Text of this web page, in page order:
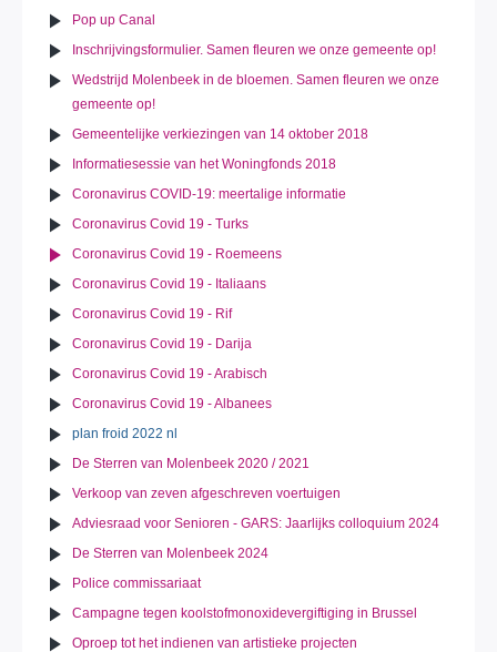
Pop up Canal
Inschrijvingsformulier. Samen fleuren we onze gemeente op!
Wedstrijd Molenbeek in de bloemen. Samen fleuren we onze
gemeente op!
Gemeentelijke verkiezingen van 14 oktober 2018
Informatiesessie van het Woningfonds 2018
Coronavirus COVID-19: meertalige informatie
Coronavirus Covid 19 - Turks
Coronavirus Covid 19 - Roemeens
Coronavirus Covid 19 - Italiaans
Coronavirus Covid 19 - Rif
Coronavirus Covid 19 - Darija
Coronavirus Covid 19 - Arabisch
Coronavirus Covid 19 - Albanees
plan froid 2022 nl
De Sterren van Molenbeek 2020 / 2021
Verkoop van zeven afgeschreven voertuigen
Adviesraad voor Senioren - GARS: Jaarlijks colloquium 2024
De Sterren van Molenbeek 2024
Police commissariaat
Campagne tegen koolstofmonoxidevergiftiging in Brussel
Oproep tot het indienen van artistieke projecten